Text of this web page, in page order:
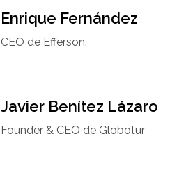
Enrique Fernández
CEO de Efferson.
Javier Benítez Lázaro
Founder & CEO de Globotur​